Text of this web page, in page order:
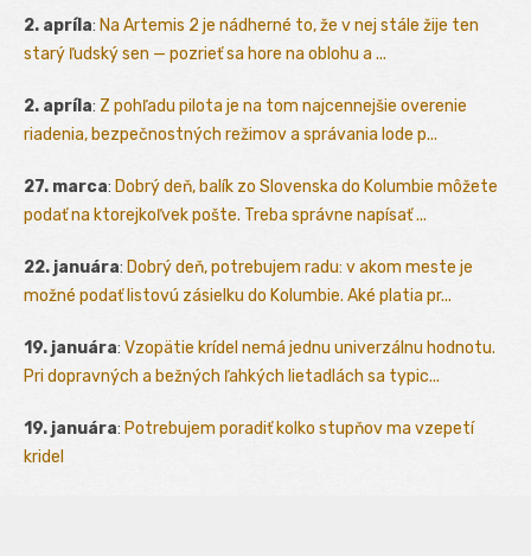
2. apríla: Na Artemis 2 je nádherné to, že v nej stále žije ten
starý ľudský sen — pozrieť sa hore na oblohu a ...
2. apríla: Z pohľadu pilota je na tom najcennejšie overenie
riadenia, bezpečnostných režimov a správania lode p...
27. marca: Dobrý deň, balík zo Slovenska do Kolumbie môžete
podať na ktorejkoľvek pošte. Treba správne napísať ...
22. januára: Dobrý deň, potrebujem radu: v akom meste je
možné podať listovú zásielku do Kolumbie. Aké platia pr...
19. januára: Vzopätie krídel nemá jednu univerzálnu hodnotu.
Pri dopravných a bežných ľahkých lietadlách sa typic...
19. januára: Potrebujem poradiť kolko stupňov ma vzepetí
kridel